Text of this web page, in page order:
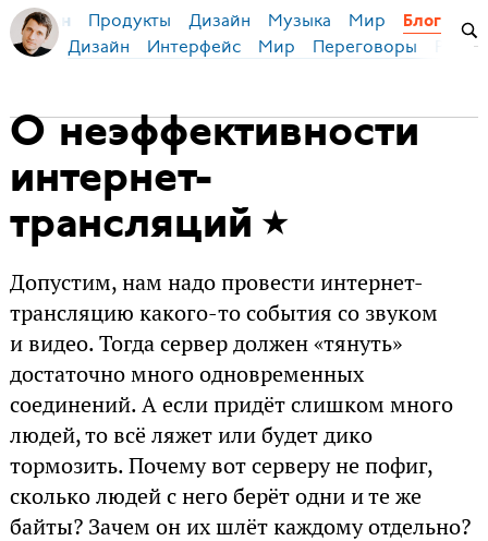
Бирман Продукты Дизайн Музыка Мир Блог
Дизайн Интерфейс Мир Переговоры
О неэффективности
интернет-
трансляций
Допустим, нам надо провести интернет-
трансляцию какого-то события со звуком
и видео. Тогда сервер должен «тянуть»
достаточно много одновременных
соединений. А если придёт слишком много
людей, то всё ляжет или будет дико
тормозить. Почему вот серверу не пофиг,
сколько людей с него берёт одни и те же
байты? Зачем он их шлёт каждому отдельно?